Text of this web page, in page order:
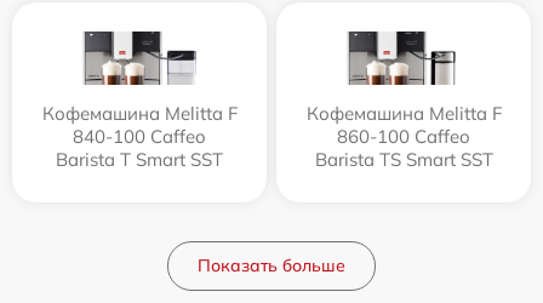
Кофемашина Melitta F
840-100 Caffeo
Barista T Smart SST
Кофемашина Melitta F
860-100 Caffeo
Barista TS Smart SST
Показать больше